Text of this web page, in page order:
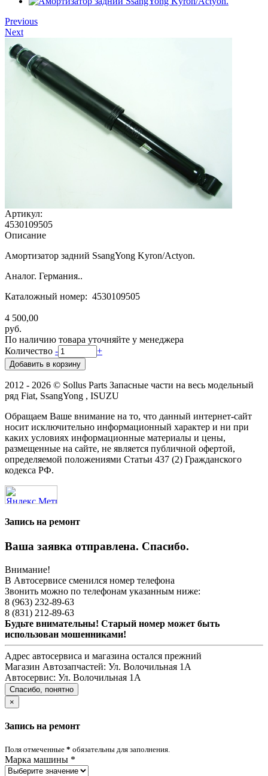
Previous
Next
Артикул:
4530109505
Описание
Амортизатор задний SsangYong Kyron/Actyon.
Аналог. Германия..
Каталожный номер: 4530109505
4 500,00
руб.
По наличию товара уточняйте у менеджера
Количество - +
2012 - 2026 © Sollus Parts Запасные части на весь модельный
ряд Fiat, SsangYong , ISUZU
Обращаем Ваше внимание на то, что данный интернет-сайт
носит исключительно информационный характер и ни при
каких условиях информационные материалы и цены,
размещенные на сайте, не является публичной офертой,
определяемой положениями Статьи 437 (2) Гражданского
кодекса РФ.
Запись на ремонт
Ваша заявка отправлена. Спасибо.
Внимание!
В Автосервисе сменился номер телефона
Звонить можно по телефонам указанным ниже:
8 (963) 232-89-63
8 (831) 212-89-63
Будьте внимательны! Старый номер может быть
использован мошенниками!
Адрес автосервиса и магазина остался прежний
Магазин Автозапчастей: Ул. Волочильная 1А
Автосервис: Ул. Волочильная 1А
Спасибо, понятно
×
Запись на ремонт
Поля отмеченные * обязательны для заполнения.
Марка машины *